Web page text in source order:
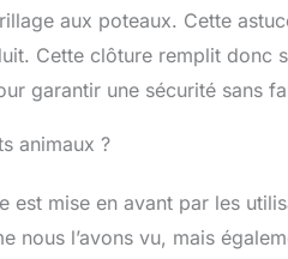
aux poteaux. Cette
Cette clôture remplit donc
garantir une sécurité sans
animaux ?
mise en avant par les
l’avons vu, mais